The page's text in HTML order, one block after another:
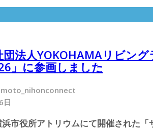
団法人YOKOHAMAリビン
」に参画しました
日
市役所アトリウムにて開催された